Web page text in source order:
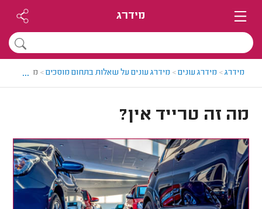
מידרג
מידרג> מידרג עונים> מידרג עונים על שאלות בתחום מוסכים> מה זה
...
מה זה טרייד אין?